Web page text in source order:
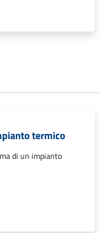
termico
di un impianto